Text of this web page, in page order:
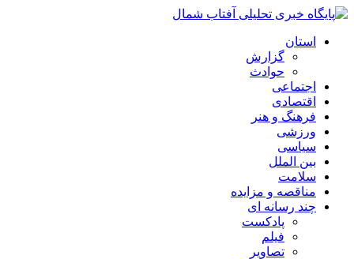
استان
گزارش
حوادث
اجتماعی
اقتصادی
فرهنگ و هنر
ورزشی
سیاسی
بین الملل
سلامت
مناقصه و مزایده
چند رسانه ای
پادکست
فیلم
تصاویر